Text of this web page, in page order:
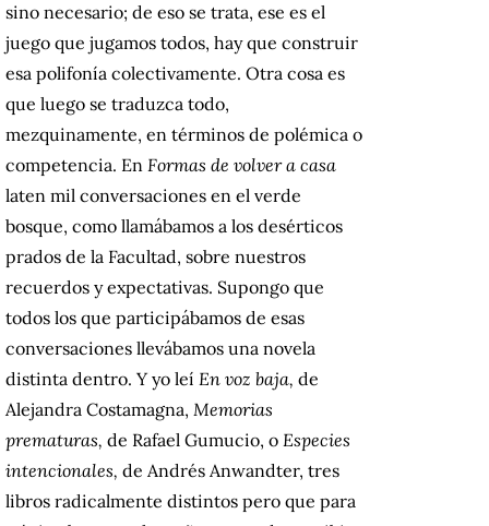
sino necesario; de eso se trata, ese es el
juego que jugamos todos, hay que construir
esa polifonía colectivamente. Otra cosa es
que luego se traduzca todo,
mezquinamente, en términos de polémica o
competencia. En Formas de volver a casa
laten mil conversaciones en el verde
bosque, como llamábamos a los desérticos
prados de la Facultad, sobre nuestros
recuerdos y expectativas. Supongo que
todos los que participábamos de esas
conversaciones llevábamos una novela
distinta dentro. Y yo leí En voz baja, de
Alejandra Costamagna, Memorias
prematuras, de Rafael Gumucio, o Especies
intencionales, de Andrés Anwandter, tres
libros radicalmente distintos pero que para